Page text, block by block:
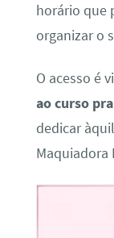
horário que
organizar o
O acesso é
ao curso
dedicar
Maquiadora